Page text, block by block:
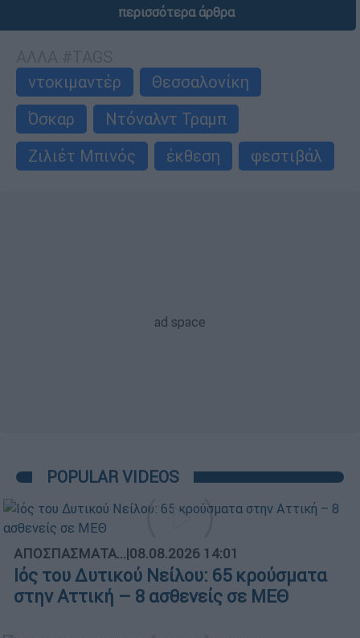
περισσότερα άρθρα
ντοκιμαντέρ
Θεσσαλονίκη
Όσκαρ
Ντόναλντ Τραμπ
Ζιλιέτ Μπινός
έκθεση φεστιβάλ
POPULAR VIDEOS
ΑΠΟΣΠΑΣΜΑΤΑ...|08.08.2026 14:01
Ιός του Δυτικού Νείλου: 65 κρούσματα
στην Αττική – 8 ασθενείς σε ΜΕΘ